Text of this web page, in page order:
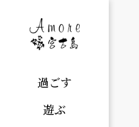
過ごす
遊ぶ